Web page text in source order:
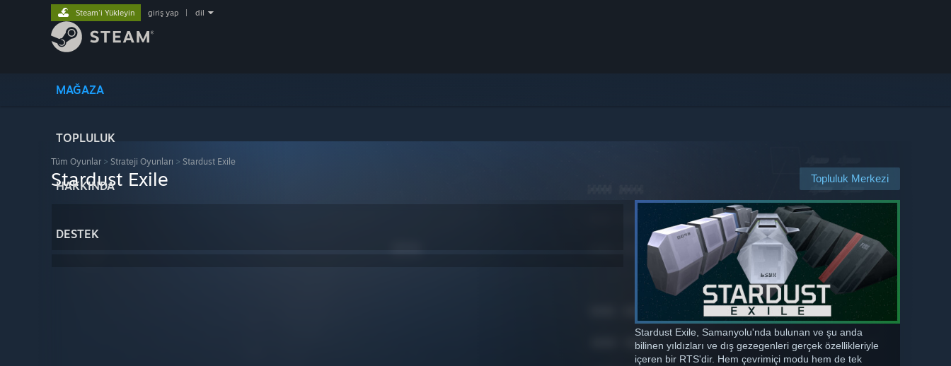
MAĞAZA
TOPLULUK
HAKKINDA
DESTEK
Steam'i Yükleyin giriş yap dil
Tüm Oyunlar > Strateji Oyunları > Stardust Exile
Topluluk Merkezi
Stardust Exile
Stardust Exile, Samanyolu'nda bulunan ve şu anda
bilinen yıldızları ve dış gezegenleri gerçek özellikleriyle
içeren bir RTS'dir. Hem çevrimiçi modu hem de tek